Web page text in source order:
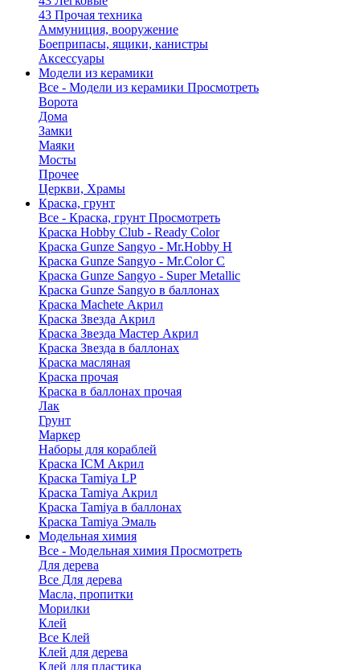
43 Прочая техника
Аммуниция, вооружение
Боеприпасы, ящики, канистры
Аксессуары
Модели из керамики
Все - Модели из керамики Просмотреть
Ворота
Дома
Замки
Маяки
Мосты
Прочее
Церкви, Храмы
Краска, грунт
Все - Краска, грунт Просмотреть
Краска Hobby Club - Ready Color
Краска Gunze Sangyo - Mr.Hobby H
Краска Gunze Sangyo - Mr.Color C
Краска Gunze Sangyo - Super Metallic
Краска Gunze Sangyo в баллонах
Краска Machete Акрил
Краска Звезда Акрил
Краска Звезда Мастер Акрил
Краска Звезда в баллонах
Краска масляная
Краска прочая
Краска в баллонах прочая
Лак
Грунт
Маркер
Наборы для кораблей
Краска ICM Акрил
Краска Tamiya LP
Краска Tamiya Акрил
Краска Tamiya в баллонах
Краска Tamiya Эмаль
Модельная химия
Все - Модельная химия Просмотреть
Для дерева
Все Для дерева
Масла, пропитки
Морилки
Клей
Все Клей
Клей для дерева
Клей для пластика